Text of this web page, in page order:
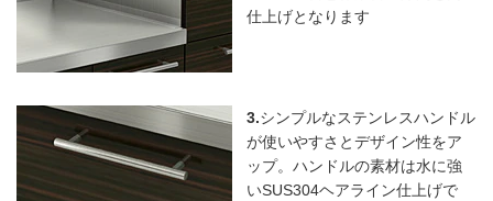
仕上げとなります
3.シンプルなステンレスハンドル
が使いやすさとデザイン性をア
ップ。ハンドルの素材は水に強
いSUS304ヘアライン仕上げで